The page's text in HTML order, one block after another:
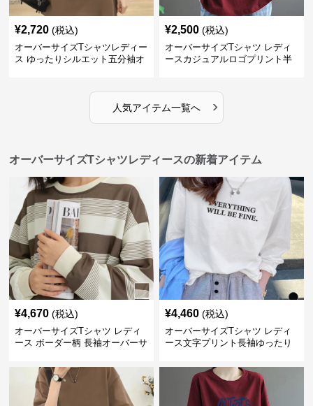
¥2,720 (税込)
オーバーサイズTシャツレディー
ス ゆったりシルエット五分袖オ
¥2,500 (税込)
オーバーサイズTシャツ レディ
ースカジュアルロゴプリント半
人気アイテム一覧へ ›
オーバーサイズTシャツレディースの新着アイテム
¥4,670 (税込)
オーバーサイズTシャツ レディ
ース ボーダー柄 長袖オーバーサ
¥4,460 (税込)
オーバーサイズTシャツ レディ
ース文字プリント長袖ゆったり